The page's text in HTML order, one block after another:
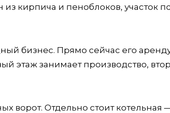
кирпича и пеноблоков, участок
бизнес. Прямо сейчас его
этаж занимает производство,
ворот. Отдельно стоит котельная